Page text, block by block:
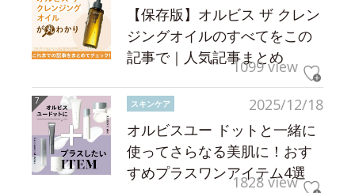
【保存版】オルビス ザ クレン
ジングオイルのすべてをこの
記事で｜人気記事まとめ
1099 view
2025/12/18
スキンケア
オルビスユー ドットと一緒に
使ってさらなる美肌に！おす
すめプラスワンアイテム4選
1828 view